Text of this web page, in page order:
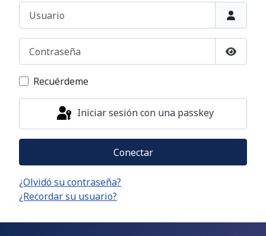
Recuérdeme
Iniciar sesión con una passkey
Conectar
¿Olvidó su contraseña?
¿Recordar su usuario?